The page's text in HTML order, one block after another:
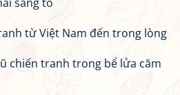
từ Việt Nam đến trong lòng
chiến tranh trong bể lửa căm